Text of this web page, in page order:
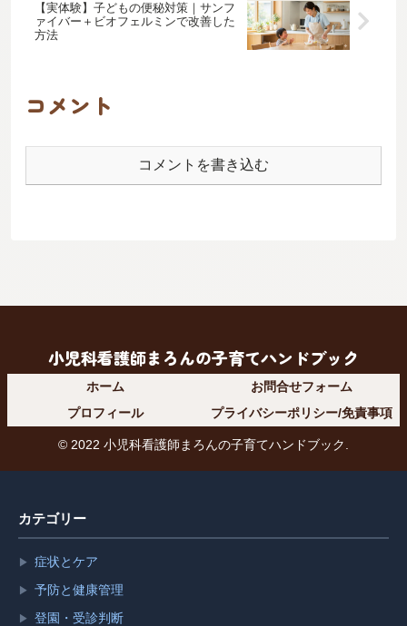
【実体験】子どもの便秘対策｜サンフ
ァイバー＋ビオフェルミンで改善した
方法
コメント
コメントを書き込む
小児科看護師まろんの子育てハンドブック
ホーム
お問合せフォーム
プロフィール
プライバシーポリシー/免責事項
© 2022 小児科看護師まろんの子育てハンドブック.
カテゴリー
▶ 症状とケア
▶ 予防と健康管理
▶ 登園・受診判断